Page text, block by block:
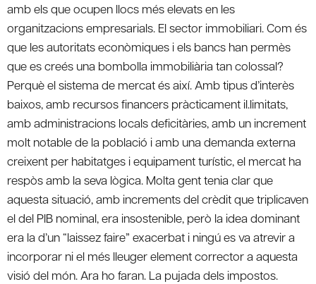
amb els que ocupen llocs més elevats en les
organitzacions empresarials. El sector immobiliari. Com és
que les autoritats econòmiques i els bancs han permès
que es creés una bombolla immobiliària tan colossal?
Perquè el sistema de mercat és així. Amb tipus d’interès
baixos, amb recursos financers pràcticament il.limitats,
amb administracions locals deficitàries, amb un increment
molt notable de la població i amb una demanda externa
creixent per habitatges i equipament turístic, el mercat ha
respòs amb la seva lògica. Molta gent tenia clar que
aquesta situació, amb increments del crèdit que triplicaven
el del PIB nominal, era insostenible, però la idea dominant
era la d’un “laissez faire” exacerbat i ningú es va atrevir a
incorporar ni el més lleuger element corrector a aquesta
visió del món. Ara ho faran. La pujada dels impostos.